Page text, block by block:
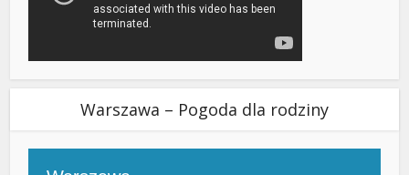
Warszawa – Pogoda dla rodziny